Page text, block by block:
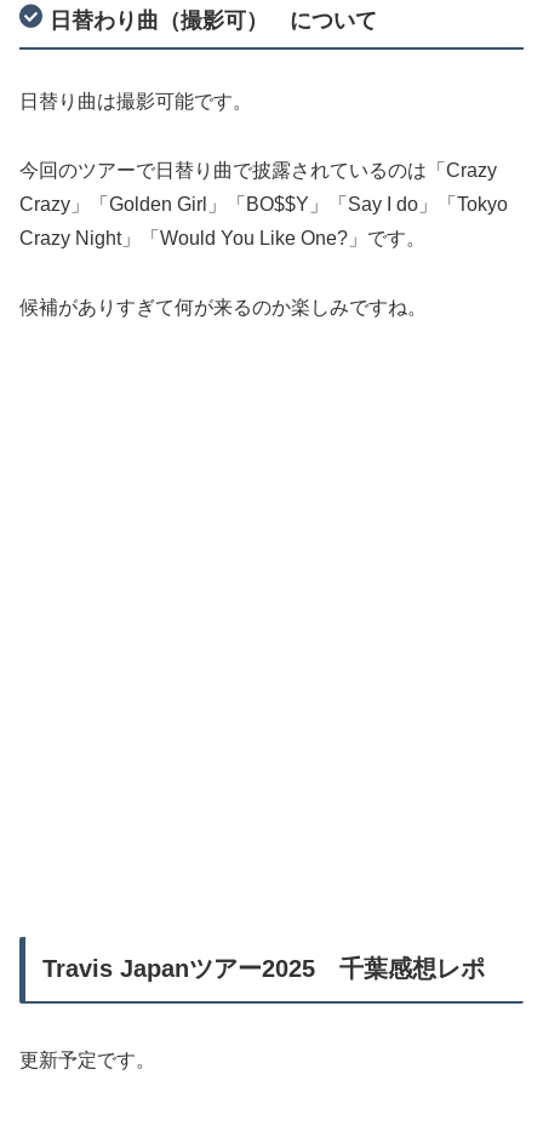
日替わり曲（撮影可） について
日替り曲は撮影可能です。
今回のツアーで日替り曲で披露されているのは「Crazy
Crazy」「Golden Girl」「BO$$Y」「Say I do」「Tokyo
Crazy Night」「Would You Like One?」です。
候補がありすぎて何が来るのか楽しみですね。
Travis Japanツアー2025 千葉感想レポ
更新予定です。